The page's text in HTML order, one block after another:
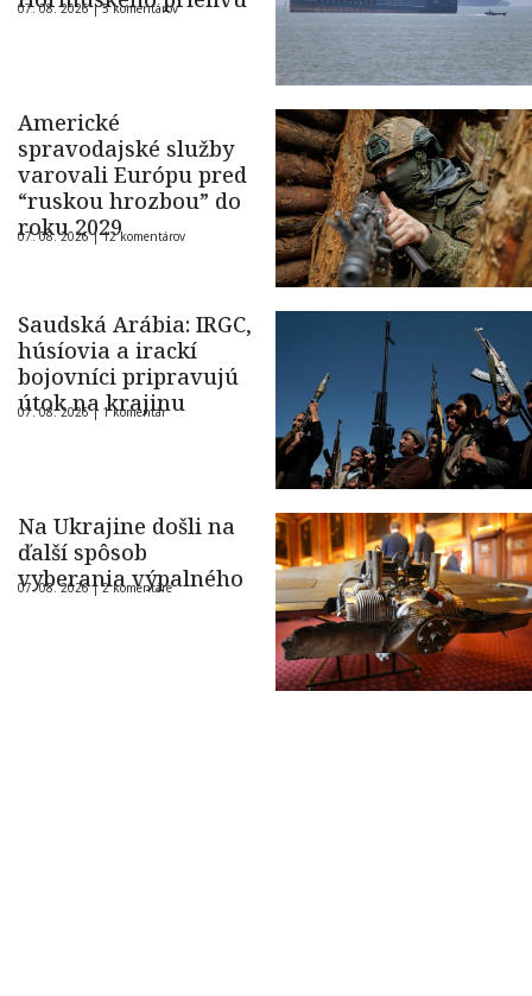
07. 08. 2026 |5 komentárov
Americké
spravodajské služby
varovali Európu pred
“ruskou hrozbou” do
roku 2029
07. 08. 2026 |12 komentárov
Saudská Arábia: IRGC,
húsíovia a irackí
bojovníci pripravujú
útok na krajinu
07. 08. 2026 | 1 komentár
Na Ukrajine došli na
ďalší spôsob
vyberania výpalného
07. 08. 2026 |2 komentáre